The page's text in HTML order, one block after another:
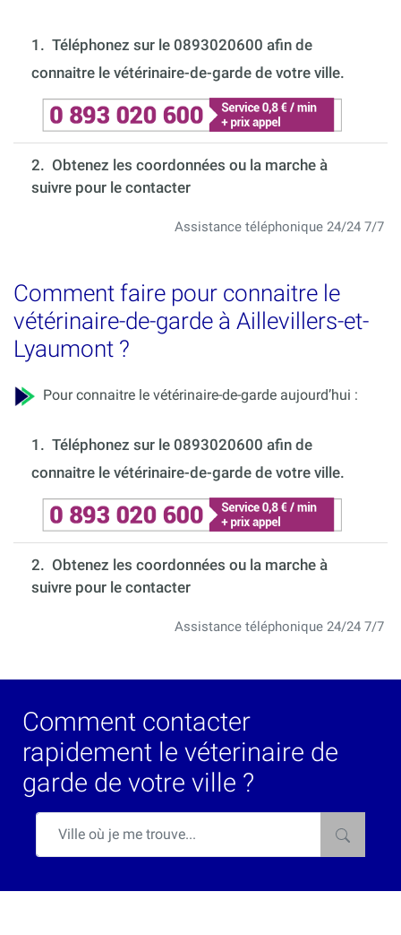
1. Téléphonez sur le 0893020600 afin de
connaitre le vétérinaire-de-garde de votre ville.
2. Obtenez les coordonnées ou la marche à
suivre pour le contacter
Assistance téléphonique 24/24 7/7
Comment faire pour connaitre le
vétérinaire-de-garde à Aillevillers-et-
Lyaumont ?
Pour connaitre le vétérinaire-de-garde aujourd’hui :
1. Téléphonez sur le 0893020600 afin de
connaitre le vétérinaire-de-garde de votre ville.
2. Obtenez les coordonnées ou la marche à
suivre pour le contacter
Assistance téléphonique 24/24 7/7
Comment contacter
rapidement le véterinaire de
garde de votre ville ?